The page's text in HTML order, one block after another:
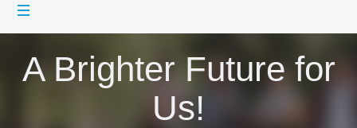
A Brighter Future for
Us!